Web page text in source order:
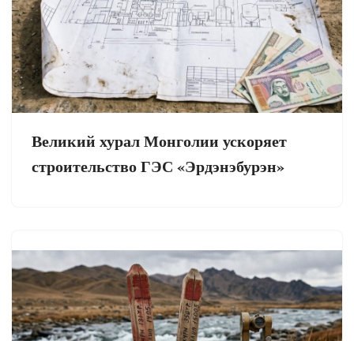
Великий хурал Монголии ускоряет
строительство ГЭС «Эрдэнэбурэн»